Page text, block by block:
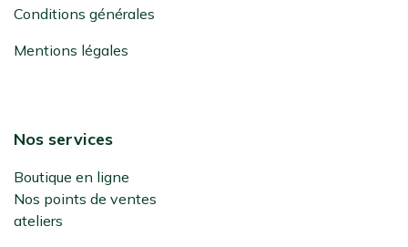
Conditions générales
Mentions légales
Nos services
Boutique en ligne
Nos points de ventes
ateliers